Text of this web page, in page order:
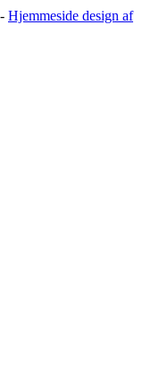
Hjemmeside design af